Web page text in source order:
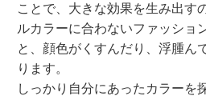
ことで、大きな効果を生み出す
ルカラーに合わないファッショ
と、顔色がくすんだり、浮腫ん
ります。
しっかり自分にあったカラーを